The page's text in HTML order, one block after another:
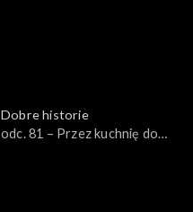
Dobre historie
odc. 81 – Przez kuchnię do